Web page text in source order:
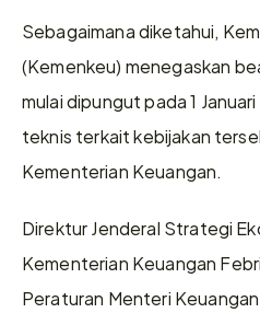
Sebagaimana diketahui,
(Kemenkeu) menegaskan
mulai dipungut pada 1
teknis terkait kebijakan
Kementerian Keuangan.
Direktur Jenderal Strategi
Kementerian Keuangan
Peraturan Menteri